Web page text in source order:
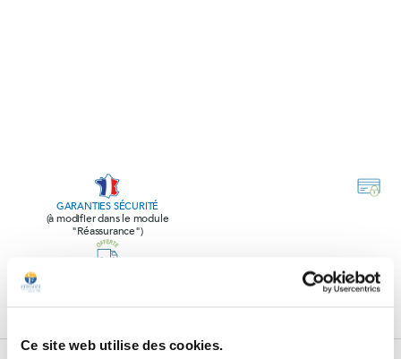
Ce site web utilise des cookies.
GARANTIES SÉCURITÉ
(à modifier dans le module
"Réassurance")